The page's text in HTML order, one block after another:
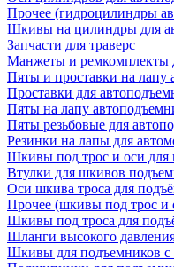
Прочее (гидроцилиндры
Шкивы на цилиндры для
Запчасти для траверс
Манжеты и ремкомплекты
Пяты и проставки на лапу
Проставки для
Пяты на лапу
Пяты резьбовые для
Резинки на лапы для
Шкивы под трос и оси для
Втулки для шкивов
Оси шкива троса для
Прочее (шкивы под трос и
Шкивы под троса для
Шланги высокого
Шкивы для подъемников с